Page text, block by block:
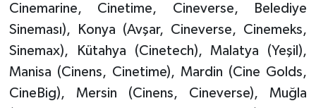
Cinemarine, Cinetime, Cineverse, Belediye
Sineması), Konya (Avşar, Cineverse, Cinemeks,
Sinemax), Kütahya (Cinetech), Malatya (Yeşil),
Manisa (Cinens, Cinetime), Mardin (Cine Golds,
CineBig), Mersin (Cinens, Cineverse), Muğla